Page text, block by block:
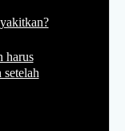
harus